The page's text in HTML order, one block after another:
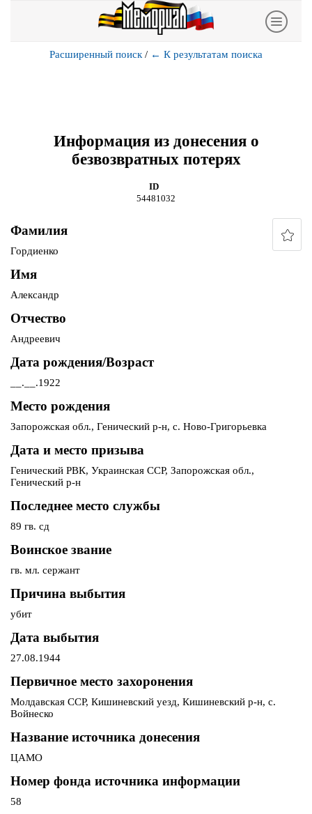
Расширенный поиск / ← К результатам поиска
Информация из донесения о
безвозвратных потерях
ID
54481032
Фамилия
Гордиенко
Имя
Александр
Отчество
Андреевич
Дата рождения/Возраст
__.__.1922
Место рождения
Запорожская обл., Генический р-н, с. Ново-Григорьевка
Дата и место призыва
Генический РВК, Украинская ССР, Запорожская обл.,
Генический р-н
Последнее место службы
89 гв. сд
Воинское звание
гв. мл. сержант
Причина выбытия
убит
Дата выбытия
27.08.1944
Первичное место захоронения
Молдавская ССР, Кишиневский уезд, Кишиневский р-н, с.
Войнеско
Название источника донесения
ЦАМО
Номер фонда источника информации
58